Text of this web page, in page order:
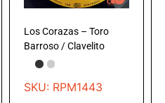
Los Corazas – Toro
Barroso / Clavelito
SKU: RPM1443